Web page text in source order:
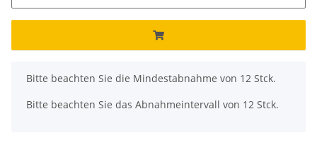
x
Bitte beachten Sie die Mindestabnahme von 12 Stck.
Bitte beachten Sie das Abnahmeintervall von 12 Stck.